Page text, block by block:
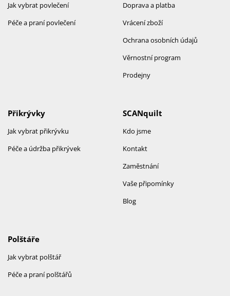
Jak vybrat povlečení
Péče a praní povlečení
Doprava a platba
Vrácení zboží
Ochrana osobních údajů
Věrnostní program
Prodejny
SCANquilt
Kdo jsme
Kontakt
Zaměstnání
Vaše připomínky
Blog
Přikrývky
Jak vybrat přikrývku
Péče a údržba přikrývek
Polštáře
Jak vybrat polštář
Péče a praní polštářů